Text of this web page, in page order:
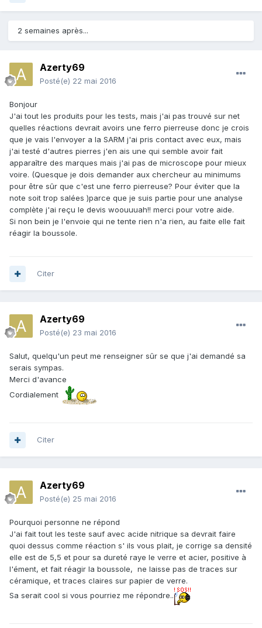
2 semaines après...
Azerty69
Posté(e) 22 mai 2016
Bonjour
J'ai tout les produits pour les tests, mais j'ai pas trouvé sur net
quelles réactions devrait avoirs une ferro pierreuse donc je crois
que je vais l'envoyer a la SARM j'ai pris contact avec eux, mais
j'ai testé d'autres pierres j'en ais une qui semble avoir fait
apparaître des marques mais j'ai pas de microscope pour mieux
voire. (Quesque je dois demander aux chercheur au minimums
pour être sûr que c'est une ferro pierreuse? Pour éviter que la
note soit trop salées )parce que je suis partie pour une analyse
complète j'ai reçu le devis woouuuah!! merci pour votre aide.
Si non bein je l'envoie qui ne tente rien n'a rien, au faite elle fait
réagir la boussole.
Citer
Azerty69
Posté(e) 23 mai 2016
Salut, quelqu'un peut me renseigner sûr se que j'ai demandé sa
serais sympas.
Merci d'avance
Cordialement
Citer
Azerty69
Posté(e) 25 mai 2016
Pourquoi personne ne répond
J'ai fait tout les teste sauf avec acide nitrique sa devrait faire
quoi dessus comme réaction s' ils vous plait, je corrige sa densité
elle est de 5,5 et pour sa dureté raye le verre et acier, positive à
l'ément, et fait réagir la boussole, ne laisse pas de traces sur
céramique, et traces claires sur papier de verre.
Sa serait cool si vous pourriez me répondre..